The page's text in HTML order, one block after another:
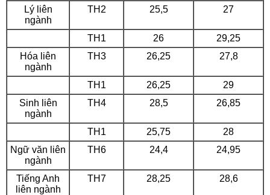
Lý liên
ngành
TH2 25,5 27
TH1 26
29,25
Hóa liên
ngành
TH3 26,25 27,8
TH1 26,25
29
Sinh liên
ngành
TH4 28,5 26,85
TH1 25,75
28
Ngữ văn liên
ngành
TH6 24,4 24,95
Tiếng Anh
liên ngành
TH7 28,25 28,6